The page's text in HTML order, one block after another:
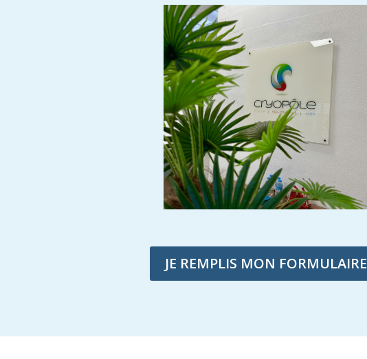
JE REMPLIS MON FORMULAIRE